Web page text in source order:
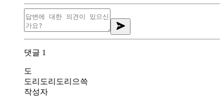
댓글 1
도
도리도리도리으쓱
작성자